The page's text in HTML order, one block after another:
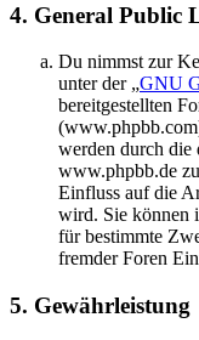
4. General Public
Du nimmst zur
unter der „GNU
bereitgestellten
werden durch die
www.phpbb.de
Einfluss auf die
wird. Sie können
für bestimmte
fremder Foren
5. Gewährleistung